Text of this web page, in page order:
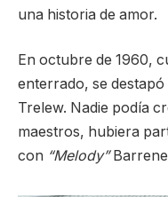
una historia de amor.
En octubre de 1960,
enterrado, se
Trelew. Nadie podía
maestros, hubiera
con “Melody”